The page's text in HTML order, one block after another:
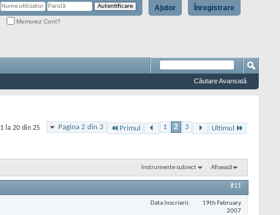
Înregistrare
Ajutor
Memorez Cont?
Căutare Avansată
Pagina 2 din 3 Primul 1 2 3 Ultimul
la 20 din 25
Instrumente subiect Afișează
#11
Data înscrierii
19th February
2007